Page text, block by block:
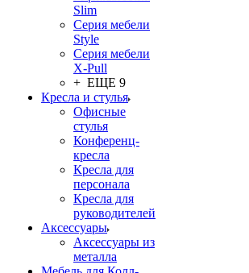
Slim
Серия мебели
Style
Серия мебели
X-Pull
+ ЕЩЕ 9
Кресла и стулья
Офисные
стулья
Конференц-
кресла
Кресла для
персонала
Кресла для
руководителей
Аксессуары
Аксессуары из
металла